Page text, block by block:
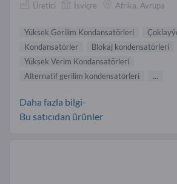
Üretici İsviçre Afrika, Avrupa
Yüksek Gerilim Kondansatörleri
Kondansatörler
Blokaj kondensatörleri
Yüksek Verim Kondansatörleri
Alternatif gerilim kondensatörleri
...
Daha fazla bilgi-
Bu satıcıdan ürünler